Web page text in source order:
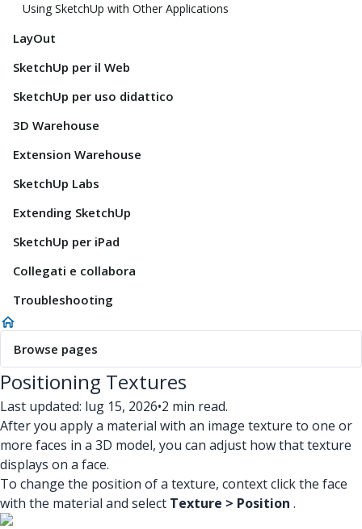
Using SketchUp with Other Applications
LayOut
SketchUp per il Web
SketchUp per uso didattico
3D Warehouse
Extension Warehouse
SketchUp Labs
Extending SketchUp
SketchUp per iPad
Collegati e collabora
Troubleshooting
Browse pages
Positioning Textures
Last updated: lug 15, 2026•2 min read.
After you apply a material with an image texture to one or
more faces in a 3D model, you can adjust how that texture
displays on a face.
To change the position of a texture, context click the face
with the material and select Texture > Position .